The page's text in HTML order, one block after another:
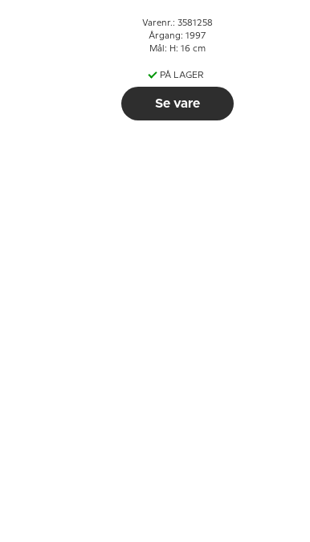
Varenr.: 3581258
Årgang: 1997
Mål: H: 16 cm
PÅ LAGER
Se vare